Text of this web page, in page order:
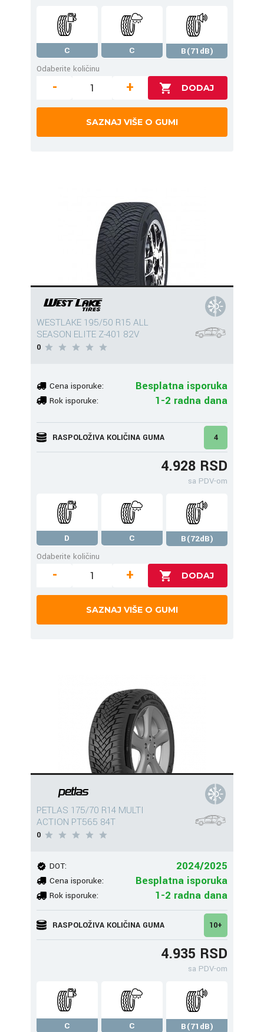
C C
B(71dB)
Odaberite količinu
- +
SAZNAJ VIŠE O GUMI
WESTLAKE 195/50 R15 ALL
SEASON ELITE Z-401 82V
0
Cena isporuke: Besplatna isporuka
Rok isporuke: 1-2 radna dana
RASPOLOŽIVA KOLIČINA GUMA 4
4.928 RSD
sa PDV-om
D C
B(72dB)
Odaberite količinu
- +
SAZNAJ VIŠE O GUMI
PETLAS 175/70 R14 MULTI
ACTION PT565 84T
0
DOT: 2024/2025
Cena isporuke: Besplatna isporuka
Rok isporuke: 1-2 radna dana
RASPOLOŽIVA KOLIČINA GUMA 10+
4.935 RSD
sa PDV-om
C C
B(71dB)